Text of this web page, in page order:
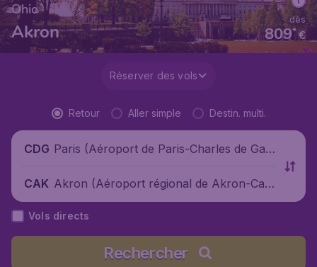
Ohio
Akron €
809*
dès
Réserver des vols
Retour Aller simple Destin. multi.
CDG Paris (Aéroport de Paris-Charles de Gaul
CAK Akron (Aéroport régional de Akron-Cant
on), États-Unis
Vols directs
Rechercher